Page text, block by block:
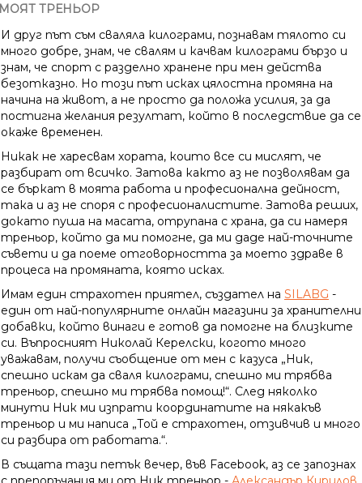
МОЯТ ТРЕНЬОР
И друг път съм сваляла килограми, познавам тялото си
много добре, знам, че свалям и качвам килограми бързо и
знам, че спорт с разделно хранене при мен действа
безотказно. Но този път исках цялостна промяна на
начина на живот, а не просто да положа усилия, за да
постигна желания резултат, който в последствие да се
окаже временен.
Никак не харесвам хората, които все си мислят, че
разбират от всичко. Затова както аз не позволявам да
се бъркат в моята работа и професионална дейност,
така и аз не споря с професионалистите. Затова реших,
докато пуша на масата, отрупана с храна, да си намеря
треньор, който да ми помогне, да ми даде най-точните
съвети и да поеме отговорността за моето здраве в
процеса на промяната, която исках.
Имам един страхотен приятел, създател на SILABG -
един от най-популярните онлайн магазини за хранителни
добавки, който винаги е готов да помогне на близките
си. Въпросният Николай Керелски, когото много
уважавам, получи съобщение от мен с казуса „Ник,
спешно искам да сваля килограми, спешно ми трябва
треньор, спешно ми трябва помощ!“. След няколко
минути Ник ми изпрати координатите на някакъв
треньор и ми написа „Той е страхотен, отзивчив и много
си разбира от работата.“.
В същата тази петък вечер, във Facebook, аз се запознах